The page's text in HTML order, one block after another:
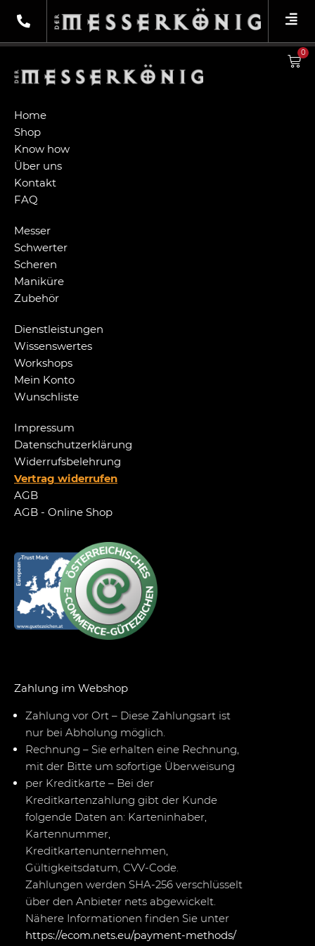
0
RVP_251
Home
Shop
Know how
Über uns
Kontakt
FAQ
Messer
Schwerter
Scheren
Maniküre
Zubehör
Dienstleistungen
Wissenswertes
Workshops
Mein Konto
Wunschliste
Impressum
Datenschutzerklärung
Widerrufsbelehrung
Vertrag widerrufen
AGB
AGB - Online Shop
Zahlung im Webshop
Zahlung vor Ort – Diese Zahlungsart ist
nur bei Abholung möglich.
Rechnung – Sie erhalten eine Rechnung,
mit der Bitte um sofortige Überweisung
per Kreditkarte – Bei der
Kreditkartenzahlung gibt der Kunde
folgende Daten an: Karteninhaber,
Kartennummer,
Kreditkartenunternehmen,
Gültigkeitsdatum, CVV-Code.
Zahlungen werden SHA-256 verschlüsselt
über den Anbieter nets abgewickelt.
Nähere Informationen finden Sie unter
https://ecom.nets.eu/payment-methods/